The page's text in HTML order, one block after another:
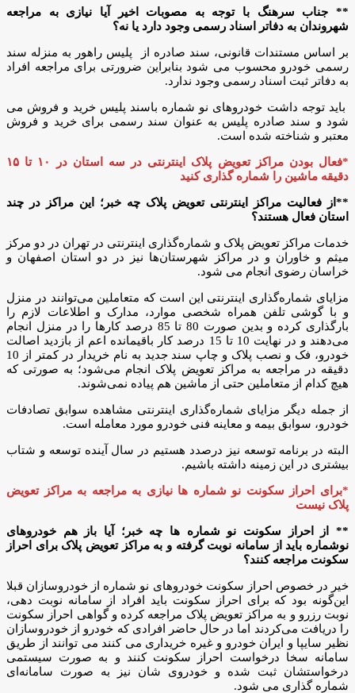
** جناب سرهنگ با توجه به مصوبات اخیر آیا نیازی به مراجعه
شهروندان به دفاتر اسناد رسمی وجود دارد یا نه؟
بر اساس مستندات قانونی، سند صادره از پلیس راهور به منزله سند
رسمی خودرو محسوب می شود بنابراین ضرورتی برای مراجعه افراد
به دفاتر ثبت اسناد رسمی وجود ندارد.
باید توجه داشت خودروهای نو شماره باسند پلیس خرید و فروش می
شود و سند صادره پلیس به عنوان سند رسمی برای خرید و فروش
معتبر و شناخته شده است.
*فعال بودن مراکز تعویض پلاک اینترنتی در سه استان در ۱۰ تا ۱۵
دقیقه ماشین را شماره گذاری کنید
**از فعالیت مراکز اینترنتی تعویض پلاک چه خبر؛ این مراکز در چند
استان فعال هستند؟
خدمات مراکز تعویض پلاک و شماره‌گذاری اینترنتی در تهران در دو مرکز
میثم و خاوران و در مراکز شهرستان‌ها نیز در دو استان اصفهان و
خراسان رضوی انجام می شود.
مزایای شماره‌گذاری اینترنتی این است که متعاملین می‌توانند در منزل
و با گوشی تلفن همراه شخصی موارد، مدارک و اطلاعات لازم را
بارگذاری کرده و بدین صورت 80 تا 85 درصد کارها را در منزل انجام
می‌دهند و در نهایت 10 تا 15 درصد کار باقیمانده اعم از بازدید اصالت
خودرو، فک و نصب پلاک و چاپ سند جدید به نام خریدار در کمتر از 10
دقیقه در مراجعه به مراکز تعویض پلاک انجام می‌شود؛ به صورتی که
هیچ کدام از متعاملین حتی از ماشین هم پیاده نمی‌شوند.
از جمله دیگر مزایای شماره‌گذاری اینترنتی مشاهده سوابق تصادفات
خودرو، سوابق بیمه و معاینه فنی خودرو مورد معامله است.
البته در برنامه توسعه نیز درصدد هستیم در سال آینده توسعه و شتاب
بیشتری در این زمینه داشته باشیم.
*برای احراز سکونت نو شماره ها نیازی به مراجعه به مراکز تعویض
پلاک نیست
** از احراز سکونت نو شماره ها چه خبر؛ آیا باز هم خودروهای
نوشماره باید از سامانه نوبت گرفته و به مراکز تعویض پلاک برای احراز
سکونت مراجعه کنند؟
خیر در خصوص احراز سکونت خودروهای نو شماره از خودروسازان قبلا
این‌گونه بود که برای احراز سکونت باید افراد از سامانه نوبت دهی،
نوبت رزرو و به مراکز تعویض پلاک مراجعه کرده و گواهی احراز سکونت
را دریافت می‌کردند اما در حال حاضر افرادی که خودرو از خودروسازان
نظیر سایپا و ایران خودرو و غیره خریداری می کنند می توانند از طریق
سامانه سخا درخواست احراز سکونت کنند و به صورت سیستمی
درخواستشان ثبت شده و خودروی شان نیز به صورت سامانه‌ای
شماره گذاری می شود.